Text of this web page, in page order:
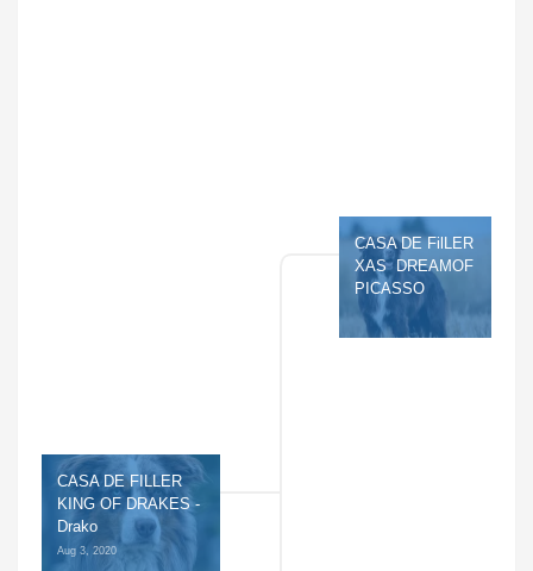
CASA DE FILLER
KING OF DRAKES -
Drako
Aug 3, 2020
CASA DE FilLER
XAS  DREAMOF
PICASSO